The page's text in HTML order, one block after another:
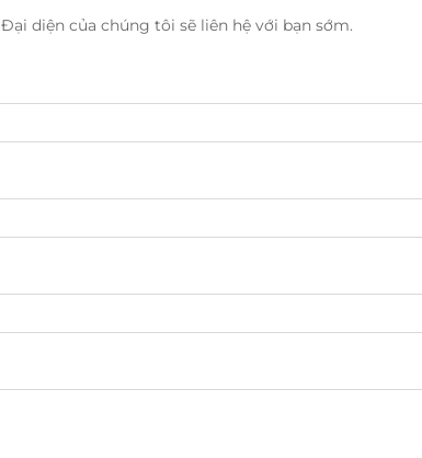
Đại diện của chúng tôi sẽ liên hệ với bạn sớm.